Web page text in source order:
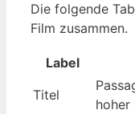
Die folgende
Film zusammen.
Label
Titel
hoher